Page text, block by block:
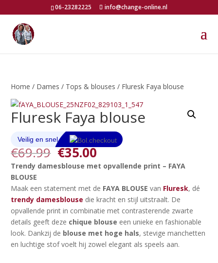
06-23282225 info@change-online.nl
Home / Dames / Tops & blouses / Fluresk Faya blouse
Fluresk Faya blouse
€69.99 Oorspronkelijke
prijs
was:
€69.99.
€35.00Huidige
prijs
is:
€35.00.
Trendy damesblouse met opvallende print – FAYA
BLOUSE
Maak een statement met de FAYA BLOUSEvan Fluresk, dé
trendy damesblouse die kracht en stijl uitstraalt. De
opvallende print in combinatie met contrasterende zwarte
details geeft deze chique blouse een unieke en fashionable
look. Dankzij de blouse met hoge hals, stevige manchetten
en luchtige stof voelt hij zowel elegant als speels aan.